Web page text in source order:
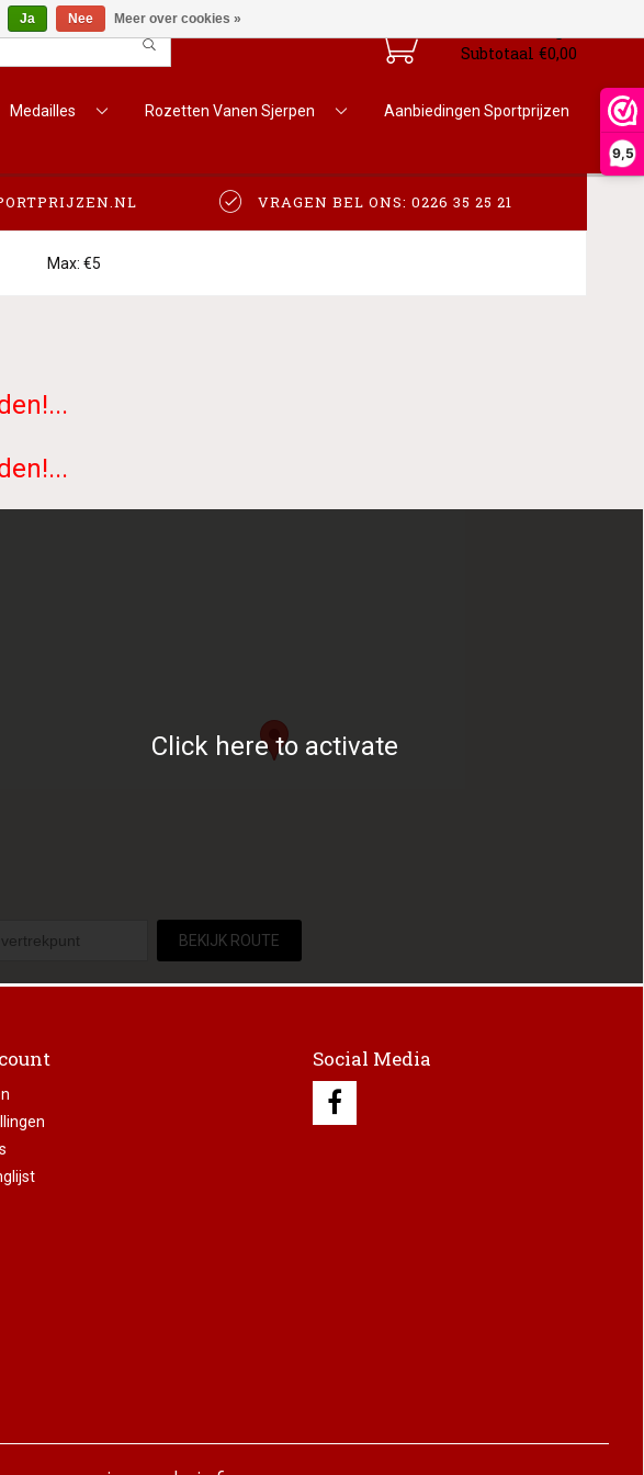
9,5
Subtotaal €0,00
Medailles Rozetten Vanen Sjerpen Aanbiedingen Sportprijzen
VRAGEN BEL ONS: 0226 35 25 21
Max: €5
Click here to activate
BEKIJK ROUTE
Social Media
Ja Nee Meer over cookies »